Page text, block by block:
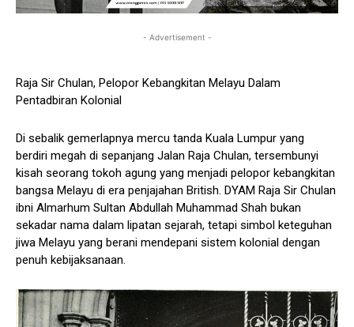
- Advertisement -
Raja Sir Chulan, Pelopor Kebangkitan Melayu Dalam
Pentadbiran Kolonial
Di sebalik gemerlapnya mercu tanda Kuala Lumpur yang
berdiri megah di sepanjang Jalan Raja Chulan, tersembunyi
kisah seorang tokoh agung yang menjadi pelopor kebangkitan
bangsa Melayu di era penjajahan British. DYAM Raja Sir Chulan
ibni Almarhum Sultan Abdullah Muhammad Shah bukan
sekadar nama dalam lipatan sejarah, tetapi simbol keteguhan
jiwa Melayu yang berani mendepani sistem kolonial dengan
penuh kebijaksanaan.